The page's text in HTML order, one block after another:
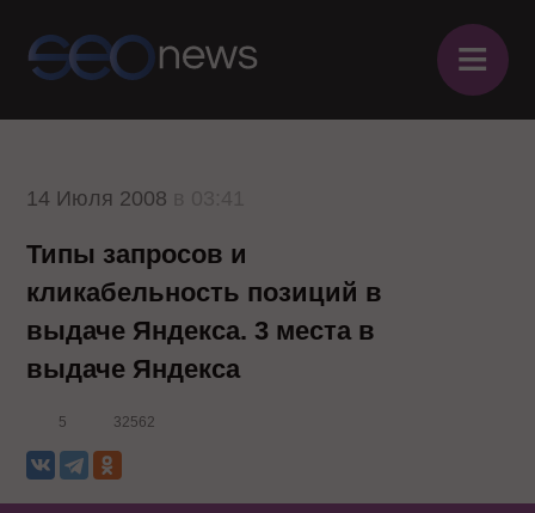
≡
14 Июля 2008
Типы запросов и
кликабельность позиций в
выдаче Яндекса. 3 места в
выдаче Яндекса
5 32562